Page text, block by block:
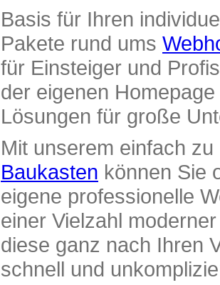
Basis für Ihren
Pakete rund ums
für Einsteiger und
der eigenen
Lösungen für große
Mit unserem einfach
Baukasten können Sie
eigene professionelle
einer Vielzahl
diese ganz nach Ihren
schnell und